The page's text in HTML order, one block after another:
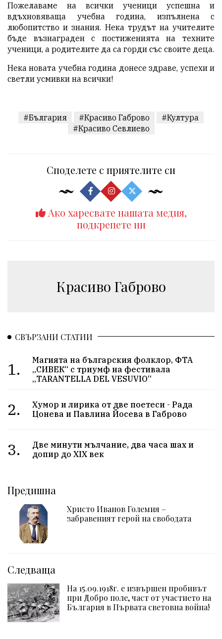
Пожелаваме на всички ученици успешна и
вдъхновяваща учебна година, изпълнена с
любопитство и знания. Нека трудът на учителите
бъде възнаграден с постиженията на техните
ученици, а родителите да са горди със своите деца.
Нека новата учебна година донесе здраве, успехи и
светли усмивки на всички!
#България #Красиво Габрово
#Култура
#Красиво Севлиево
Споделете с приятелите си
Ако харесвате нашата медия,
подкрепете ни
Красиво Габрово
СВЪРЗАНИ СТАТИИ
1.
Магията на българския фолклор, ФТА
„СИВЕК“ с триумф на фестивала
„TARANTELLA DEL VESUVIO“
2.
Хумор и лирика от две поетеси - Рада
Цонева и Павлина Йосева в Габрово
3.
Две минути мълчание, два часа шах и
допир до XIX век
Предишна
Христо Иванов Големия –
забравеният герой на свободата
Следваща
На 15.09.1918г. е извършен пробивът
при Добро поле, част от участието на
България в Първата световна война!